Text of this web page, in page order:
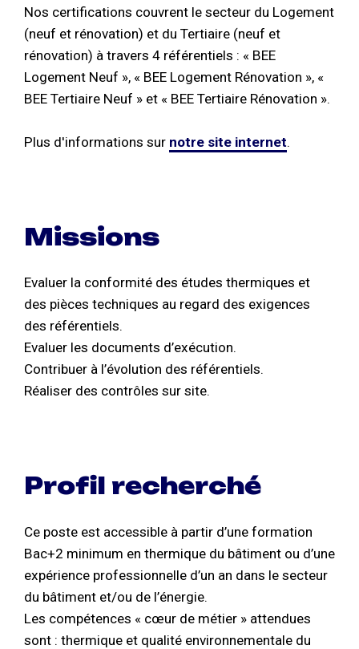
Nos certifications couvrent le secteur du Logement
(neuf et rénovation) et du Tertiaire (neuf et
rénovation) à travers 4 référentiels : « BEE
Logement Neuf », « BEE Logement Rénovation », «
BEE Tertiaire Neuf » et « BEE Tertiaire Rénovation ».
Plus d'informations sur notre site internet.
Missions
Evaluer la conformité des études thermiques et
des pièces techniques au regard des exigences
des référentiels.
Evaluer les documents d’exécution.
Contribuer à l’évolution des référentiels.
Réaliser des contrôles sur site.
Profil recherché
Ce poste est accessible à partir d’une formation
Bac+2 minimum en thermique du bâtiment ou d’une
expérience professionnelle d’un an dans le secteur
du bâtiment et/ou de l’énergie.
Les compétences « cœur de métier » attendues
sont : thermique et qualité environnementale du